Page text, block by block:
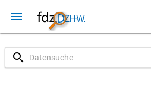
menu
search